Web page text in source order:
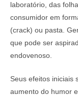
laboratório, das
consumidor em
(crack) ou pasta.
que pode ser
endovenoso.
Seus efeitos iniciais
aumento do humor